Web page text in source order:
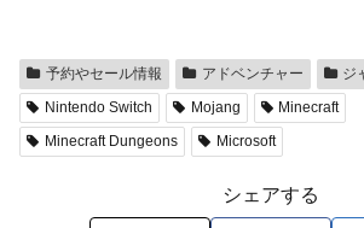
予約やセール情報 アドベンチャー
ジ
Nintendo Switch
Mojang
Minecraft
Minecraft Dungeons
Microsoft
シェアする